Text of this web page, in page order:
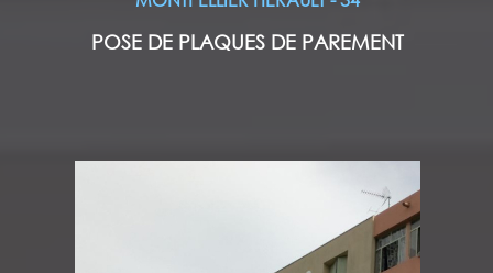
POSE DE PLAQUES DE PAREMENT